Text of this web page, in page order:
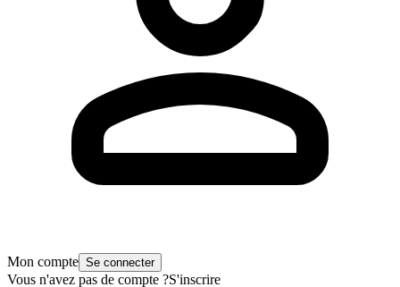
Mon compte Se connecter
Vous n'avez pas de compte ?S'inscrire